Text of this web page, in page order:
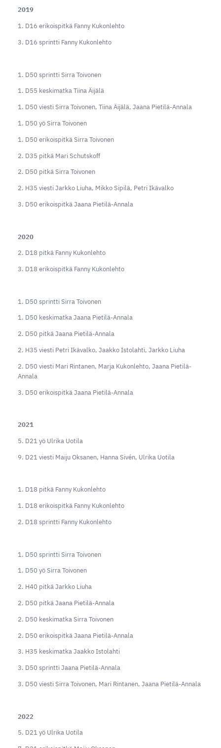
2019
1. D16 erikoispitkä Fanny Kukonlehto
3. D16 sprintti Fanny Kukonlehto
1. D50 sprintti Sirra Toivonen
1. D55 keskimatka Tiina Äijälä
1. D50 viesti Sirra Toivonen, Tiina Äijälä, Jaana Pietilä-Annala
1. D50 yö Sirra Toivonen
1. D50 erikoispitkä Sirra Toivonen
2. D35 pitkä Mari Schutskoff
2. D50 pitkä Sirra Toivonen
2. H35 viesti Jarkko Liuha, Mikko Sipilä, Petri Ikävalko
3. D50 erikoispitkä Jaana Pietilä-Annala
2020
2. D18 pitkä Fanny Kukonlehto
3. D18 erikoispitkä Fanny Kukonlehto
1. D50 sprintti Sirra Toivonen
1. D50 keskimatka Jaana Pietilä-Annala
2. D50 pitkä Jaana Pietilä-Annala
2. H35 viesti Petri Ikävalko, Jaakko Istolahti, Jarkko Liuha
2. D50 viesti Mari Rintanen, Marja Kukonlehto, Jaana Pietilä-
Annala
3. D50 erikoispitkä Jaana Pietilä-Annala
2021
5. D21 yö Ulrika Uotila
9. D21 viesti Maiju Oksanen, Hanna Sivén, Ulrika Uotila
1. D18 pitkä Fanny Kukonlehto
1. D18 erikoispitkä Fanny Kukonlehto
2. D18 sprintti Fanny Kukonlehto
1. D50 sprintti Sirra Toivonen
1. D50 yö Sirra Toivonen
2. H40 pitkä Jarkko Liuha
2. D50 pitkä Jaana Pietilä-Annala
2. D50 keskimatka Sirra Toivonen
2. D50 erikoispitkä Jaana Pietilä-Annala
3. H35 keskimatka Jaakko Istolahti
3. D50 sprintti Jaana Pietilä-Annala
3. D50 viesti Sirra Toivonen, Mari Rintanen, Jaana Pietilä-Annala
2022
5. D21 yö Ulrika Uotila